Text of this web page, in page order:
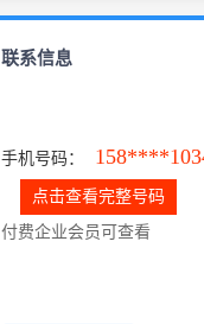
联系信息
手机号码：
点击查看完整号码
付费企业会员可查看